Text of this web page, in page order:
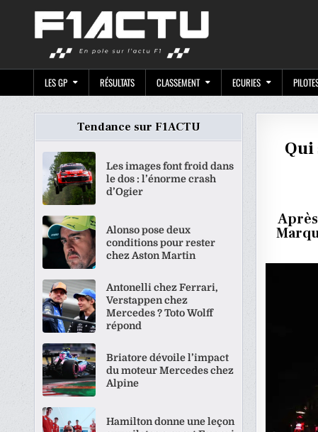
LES GP RÉSULTATS CLASSEMENT ECURIES
Qui
Tendance sur F1ACTU
Les images font froid dans
le dos : l’énorme crash
d’Ogier
Alonso pose deux
conditions pour rester
chez Aston Martin
Antonelli chez Ferrari,
Verstappen chez
Mercedes ? Toto Wolff
répond
Briatore dévoile l’impact
du moteur Mercedes chez
Alpine
Hamilton donne une leçon